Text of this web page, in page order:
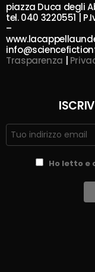
piazza Duca degli
tel. 040 3220551 |
–
Trasparenza
Ho letto